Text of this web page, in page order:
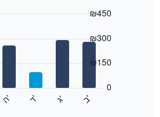
התרשים
חודשים.
התרשים
ב
' ג
' ד
' ה
'
0
₪150
₪300
₪450